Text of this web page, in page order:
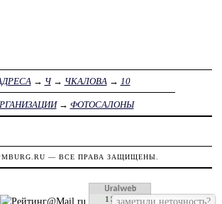
→ Ч→ ЧКАЛОВА→ 10
→ ФОТОСАЛОНЫ
— ВСЕ ПРАВА ЗАЩИЩЕНЫ.
заметили неточность?